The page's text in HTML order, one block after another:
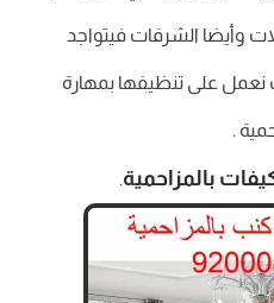
وأيضا الشرفات فيتواجد
نعمل على تنظيفها بمهارة
.
بالمزاحمية.